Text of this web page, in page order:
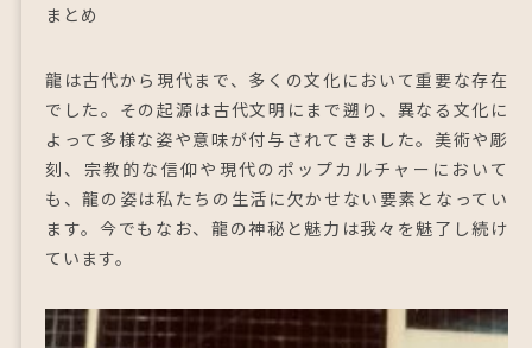
まとめ
龍は古代から現代まで、多くの文化において重要な存在
でした。その起源は古代文明にまで遡り、異なる文化に
よって多様な姿や意味が付与されてきました。美術や彫
刻、宗教的な信仰や現代のポップカルチャーにおいて
も、龍の姿は私たちの生活に欠かせない要素となってい
ます。今でもなお、龍の神秘と魅力は我々を魅了し続け
ています。